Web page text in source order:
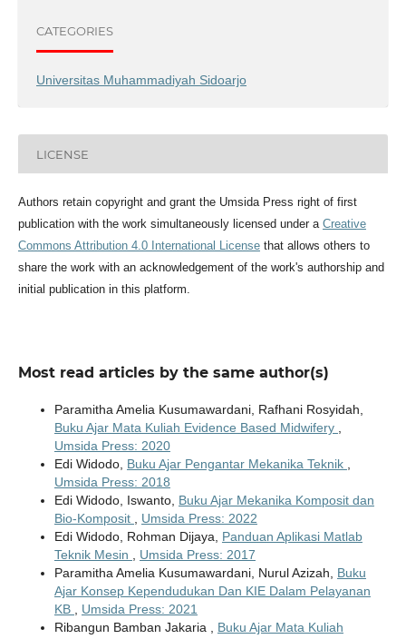
CATEGORIES
Universitas Muhammadiyah Sidoarjo
LICENSE
Authors retain copyright and grant the Umsida Press right of first
publication with the work simultaneously licensed under a Creative
Commons Attribution 4.0 International Licensethat allows others to
share the work with an acknowledgement of the work's authorship and
initial publication in this platform.
Most read articles by the same author(s)
Paramitha Amelia Kusumawardani, Rafhani Rosyidah,
Buku Ajar Mata Kuliah Evidence Based Midwifery ,
Umsida Press: 2020
Edi Widodo, Buku Ajar Pengantar Mekanika Teknik ,
Umsida Press: 2018
Edi Widodo, Iswanto, Buku Ajar Mekanika Komposit dan
Bio-Komposit , Umsida Press: 2022
Edi Widodo, Rohman Dijaya, Panduan Aplikasi Matlab
Teknik Mesin , Umsida Press: 2017
Paramitha Amelia Kusumawardani, Nurul Azizah, Buku
Ajar Konsep Kependudukan Dan KIE Dalam Pelayanan
KB , Umsida Press: 2021
Ribangun Bamban Jakaria , Buku Ajar Mata Kuliah